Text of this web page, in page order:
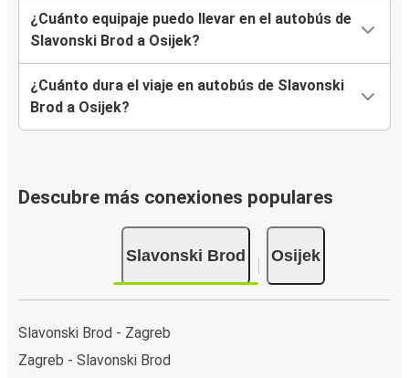
¿Cuánto equipaje puedo llevar en el autobús de
Slavonski Brod a Osijek?
¿Cuánto dura el viaje en autobús de Slavonski
Brod a Osijek?
Descubre más conexiones populares
Slavonski Brod Osijek
Slavonski Brod - Zagreb
Zagreb - Slavonski Brod